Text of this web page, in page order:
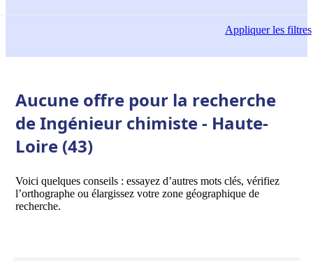
Appliquerles filtres
Aucune offre pour la recherche
de Ingénieur chimiste - Haute-
Loire (43)
Voici quelques conseils : essayez d’autres mots clés, vérifiez
l’orthographe ou élargissez votre zone géographique de
recherche.